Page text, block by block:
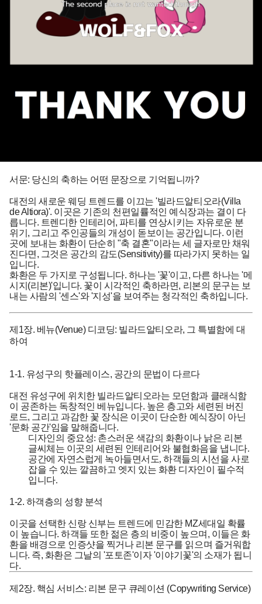
서문: 당신의 축하는 어떤 문장으로 기억됩니까?
대전의 새로운 웨딩 트렌드를 이끄는 '빌라드알티오라(Villa
de Altiora)'. 이곳은 기존의 천편일률적인 예식장과는 결이 다
릅니다. 트렌디한 인테리어, 파티를 연상시키는 자유로운 분
위기, 그리고 주인공들의 개성이 돋보이는 공간입니다. 이런
곳에 보내는 화환이 단순히 "축 결혼"이라는 세 글자로만 채워
진다면, 그것은 공간의 감도(Sensitivity)를 따라가지 못하는 일
입니다.
화환은 두 가지로 구성됩니다. 하나는 '꽃'이고, 다른 하나는 '메
시지(리본)'입니다. 꽃이 시각적인 축하라면, 리본의 문구는 보
내는 사람의 '센스'와 '지성'을 보여주는 청각적인 축하입니다.
제1장. 베뉴(Venue) 디코딩: 빌라드알티오라, 그 특별함에 대
하여
1-1. 유성구의 핫플레이스, 공간의 문법이 다르다
대전 유성구에 위치한 빌라드알티오라는 모던함과 클래식함
이 공존하는 독창적인 베뉴입니다. 높은 층고와 세련된 버진
로드, 그리고 과감한 꽃 장식은 이곳이 단순한 예식장이 아닌
'문화 공간'임을 말해줍니다.
디자인의 중요성: 촌스러운 색감의 화환이나 낡은 리본
글씨체는 이곳의 세련된 인테리어와 불협화음을 냅니다.
공간에 자연스럽게 녹아들면서도, 하객들의 시선을 사로
잡을 수 있는 깔끔하고 엣지 있는 화환 디자인이 필수적
입니다.
1-2. 하객층의 성향 분석
이곳을 선택한 신랑 신부는 트렌드에 민감한 MZ세대일 확률
이 높습니다. 하객들 또한 젊은 층의 비중이 높으며, 이들은 화
환을 배경으로 인증샷을 찍거나 리본 문구를 읽으며 즐거워합
니다. 즉, 화환은 그날의 '포토존'이자 '이야기꽃'의 소재가 됩니
다.
제2장. 핵심 서비스: 리본 문구 큐레이션 (Copywriting Service)